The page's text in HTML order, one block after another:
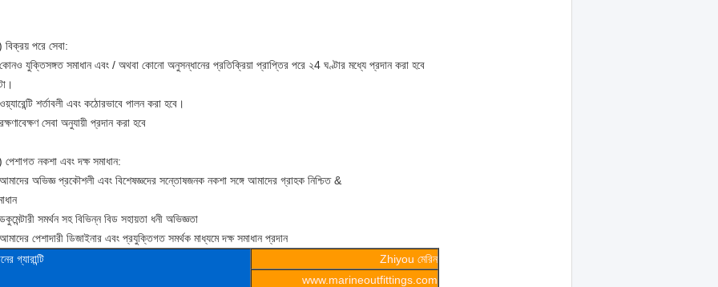
বিক্রয় পরে সেবা:
যুক্তিসঙ্গত সমাধান এবং / অথবা কোনো অনুসন্ধানের প্রতিক্রিয়া প্রাপ্তির পরে ২4 ঘণ্টার মধ্যে প্রদান করা হবে
শর্তাবলী এবং কঠোরভাবে পালন করা হবে।
সেবা অনুযায়ী প্রদান করা হবে
পেশাগত নকশা এবং দক্ষ সমাধান:
অভিজ্ঞ প্রকৌশলী এবং বিশেষজ্ঞদের সন্তোষজনক নকশা সঙ্গে আমাদের গ্রাহক নিশ্চিত &
সমর্থন সহ বিভিন্ন বিড সহায়তা ধনী অভিজ্ঞতা
পেশাদারী ডিজাইনার এবং প্রযুক্তিগত সমর্থক মাধ্যমে দক্ষ সমাধান প্রদান
গ্যারান্টি
Zhiyou মেরিন
www.marineoutfittings.com